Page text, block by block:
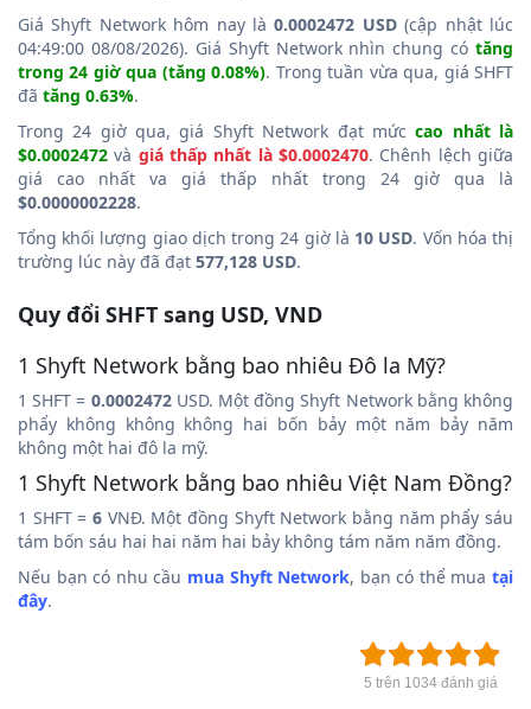
Giá Shyft Network hôm nay là0.0002472 USD(cập nhật lúc
04:49:00 08/08/2026). Giá Shyft Network nhìn chung có tăng
trong 24 giờ qua (tăng 0.08%). Trong tuần vừa qua, giá SHFT
đã tăng 0.63%.
Trong 24 giờ qua, giá Shyft Network đạt mứccao nhất là
$0.0002472 và giá thấp nhất là $0.0002470. Chênh lệch giữa
giá cao nhất va giá thấp nhất trong 24 giờ qua là
$0.0000002228.
Tổng khối lượng giao dịch trong 24 giờ là 10 USD. Vốn hóa thị
trường lúc này đã đạt 577,128 USD.
Quy đổi SHFT sang USD, VND
1 Shyft Network bằng bao nhiêu Đô la Mỹ?
1 SHFT = 0.0002472USD. Một đồng Shyft Network bằng không
phẩy không không không hai bốn bảy một năm bảy năm
không một hai đô la mỹ.
1 Shyft Network bằng bao nhiêu Việt Nam Đồng?
1 SHFT = 6 VNĐ. Một đồng Shyft Network bằng năm phẩy sáu
tám bốn sáu hai hai năm hai bảy không tám năm năm đồng.
Nếu bạn có nhu cầu mua Shyft Network, bạn có thể muatại
đây.
5 trên 1034 đánh giá